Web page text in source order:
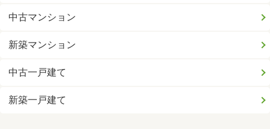
中古マンション
新築マンション
中古一戸建て
新築一戸建て